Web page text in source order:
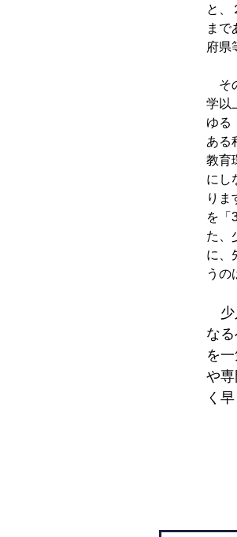
と、
まで
府県
そ
学以
ゆる
ある
教育
にし
りま
を「
た、
に、
うの
少
な
を
や
く